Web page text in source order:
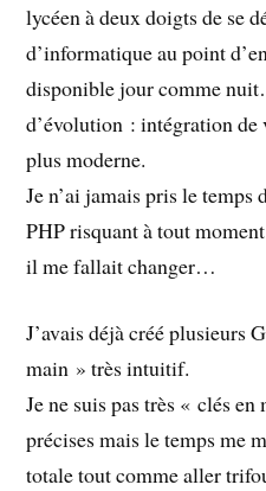
lycéen à deux doigts de se
d’informatique au point
disponible jour comme
d’évolution : intégration
plus moderne.
Je n’ai jamais pris le
PHP risquant à tout
il me fallait changer…
J’avais déjà créé plusieurs
main » très intuitif.
Je ne suis pas très « clés
précises mais le temps me
totale tout comme aller